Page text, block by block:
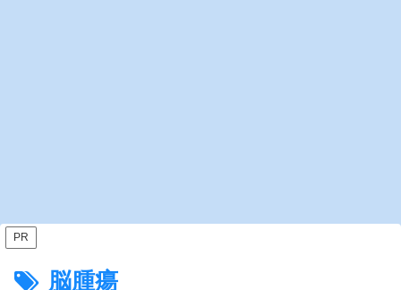
PR
脳腫瘍